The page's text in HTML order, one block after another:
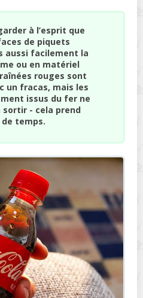
à l’esprit que
de piquets
aussi facilement la
ou en matériel
rouges sont
un fracas, mais les
issus du fer ne
sortir - cela prend
temps.